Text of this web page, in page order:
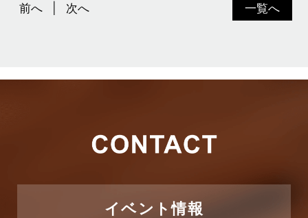
一覧へ
前へ 次へ
イベント情報